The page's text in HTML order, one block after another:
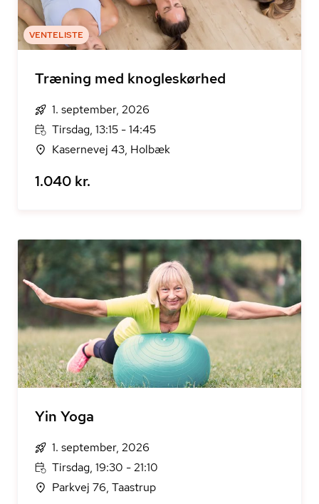
VENTELISTE
Træning med knogleskørhed
1. september, 2026
Tirsdag, 13:15 - 14:45
Kasernevej 43, Holbæk
1.040 kr.
Yin Yoga
1. september, 2026
Tirsdag, 19:30 - 21:10
Parkvej 76, Taastrup